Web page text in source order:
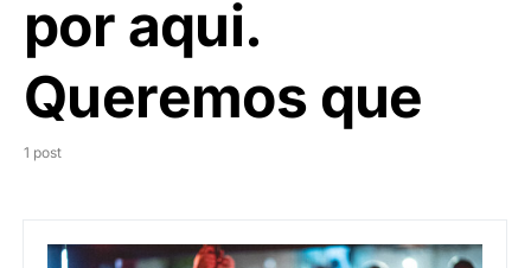
por aqui.
Queremos que
1 post